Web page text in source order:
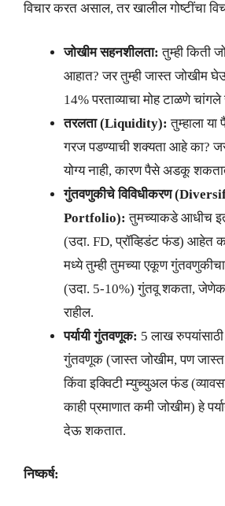
विचार करत असाल, तर खालील गोष्टींचा
जोखीम सहनशीलता: तुम्ही किती
आहात? जर तुम्ही जास्त जोखीम
14% परताव्याचा मोह टाळणे चांगले
तरलता (Liquidity): तुम्हाला या
गरज पडण्याची शक्यता आहे का? जर
योग्य नाही, कारण पैसे अडकू
गुंतवणुकीचे विविधीकरण
Portfolio): तुमच्याकडे आधीच
(उदा. FD, प्रॉव्हिडंट फंड) आहेत
मध्ये तुम्ही तुमच्या एकूण
(उदा. 5-10%) गुंतवू शकता,
राहील.
पर्यायी गुंतवणूक: 5 लाख
गुंतवणूक (जास्त जोखीम, पण जास्त
किंवा इक्विटी म्युच्युअल फंड
काही प्रमाणात कमी जोखीम) हे
देऊ शकतात.
निष्कर्ष: